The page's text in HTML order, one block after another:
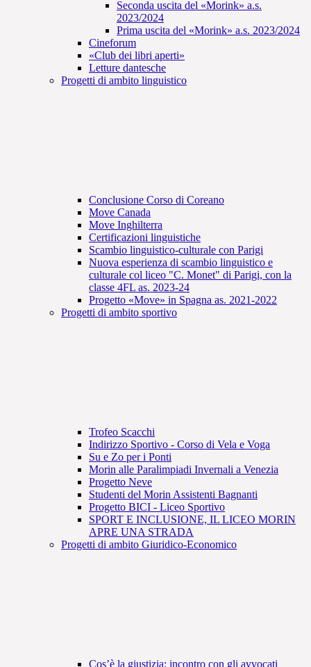
Seconda uscita del «Morink» a.s.
2023/2024
Prima uscita del «Morink» a.s. 2023/2024
Cineforum
«Club dei libri aperti»
Letture dantesche
Progetti di ambito linguistico
Conclusione Corso di Coreano
Move Canada
Move Inghilterra
Certificazioni linguistiche
Scambio linguistico-culturale con Parigi
Nuova esperienza di scambio linguistico e
culturale col liceo "C. Monet" di Parigi, con la
classe 4FL as. 2023-24
Progetto «Move» in Spagna as. 2021-2022
Progetti di ambito sportivo
Trofeo Scacchi
Indirizzo Sportivo - Corso di Vela e Voga
Su e Zo per i Ponti
Morin alle Paralimpiadi Invernali a Venezia
Progetto Neve
Studenti del Morin Assistenti Bagnanti
Progetto BICI - Liceo Sportivo
SPORT E INCLUSIONE, IL LICEO MORIN
APRE UNA STRADA
Progetti di ambito Giuridico-Economico
Cos’è la giustizia: incontro con gli avvocati